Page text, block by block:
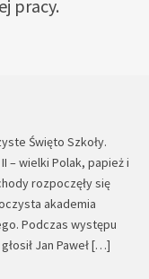
pracy.
Święto Szkoły.
– wielki Polak, papież i
rozpoczęły się
akademia
Podczas występu
Jan Paweł […]